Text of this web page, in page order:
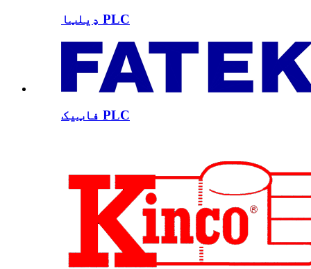
ډیلټا PLC
فاټیک PLC